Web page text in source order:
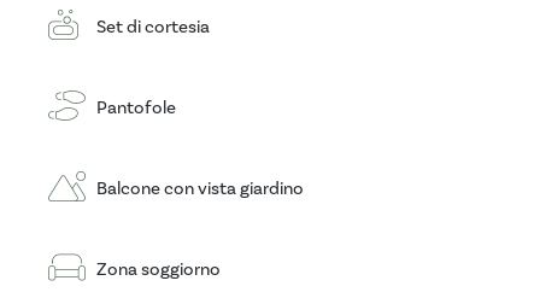
Set di cortesia
Pantofole
Balcone con vista giardino
Zona soggiorno